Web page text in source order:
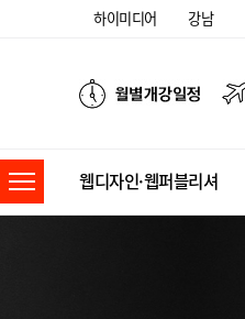
하이미디어 강남
웹디자인·웹퍼블리셔